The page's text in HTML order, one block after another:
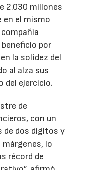
2.030 millones
en el mismo
por
la solidez del
al alza sus
del ejercicio.
de
con un
de dos dígitos y
lo
récord de